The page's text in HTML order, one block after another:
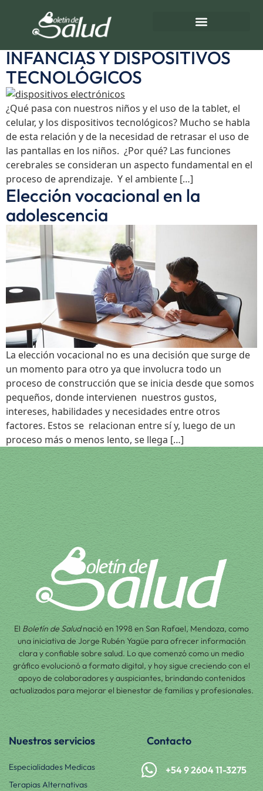
Adolescencia
INFANCIAS Y DISPOSITIVOS
TECNOLÓGICOS
¿Qué pasa con nuestros niños y el uso de la tablet, el
celular, y los dispositivos tecnológicos? Mucho se habla
de esta relación y de la necesidad de retrasar el uso de
las pantallas en los niños. ¿Por qué? Las funciones
cerebrales se consideran un aspecto fundamental en el
proceso de aprendizaje. Y el ambiente […]
Elección vocacional en la
adolescencia
La elección vocacional no es una decisión que surge de
un momento para otro ya que involucra todo un
proceso de construcción que se inicia desde que somos
pequeños, donde intervienen nuestros gustos,
intereses, habilidades y necesidades entre otros
factores. Estos se relacionan entre sí y, luego de un
proceso más o menos lento, se llega […]
El Boletín de Saludnació en 1998 en San Rafael, Mendoza, como
una iniciativa de Jorge Rubén Yagüe para ofrecer información
clara y confiable sobre salud. Lo que comenzó como un medio
gráfico evolucionó a formato digital, y hoy sigue creciendo con el
apoyo de colaboradores y auspiciantes, brindando contenidos
actualizados para mejorar el bienestar de familias y profesionales.
Nuestros servicios
Especialidades Medicas
Terapias Alternativas
Contacto
+54 9 2604 11-3275